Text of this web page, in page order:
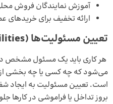
آموزش نمایندگان فروش
ارائه تخفیف برای خریدهای
تعیین مسئولیت‌ها (
هر کاری باید یک مسئول مشخص
می‌شود که چه کسی یا چه بخشی از
است. تعیین مسئولیت به ایجاد
بروز تداخل یا فراموشی در کارها